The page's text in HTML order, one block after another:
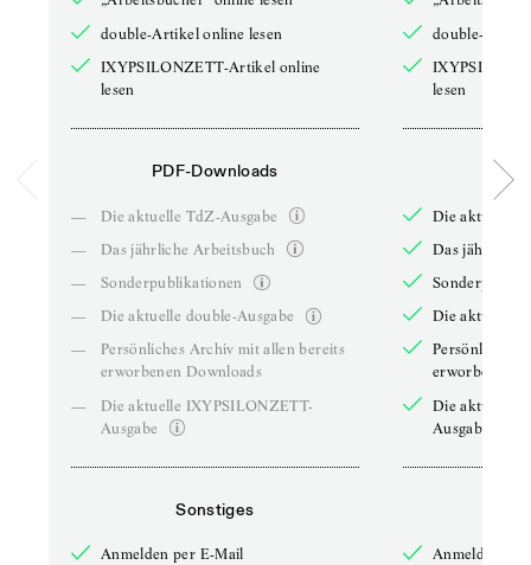
double-Artikel online lesen
IXYPSILONZETT-Artikel online
lesen
PDF-Downloads
—
Die aktuelle TdZ-Ausgabe
—
Das jährliche Arbeitsbuch
—
Sonderpublikationen
—
Die aktuelle double-Ausgabe
—
Persönliches Archiv mit allen bereits
erworbenen Downloads
—
Die aktuelle IXYPSILONZETT-
Ausgabe
Sonstiges
Anmelden per E-Mail
double-
lesen
Die aktuelle
Das jährliche
Die aktuelle
Persönliches
erworbenen
Die aktuelle
Ausgabe
Anmelden